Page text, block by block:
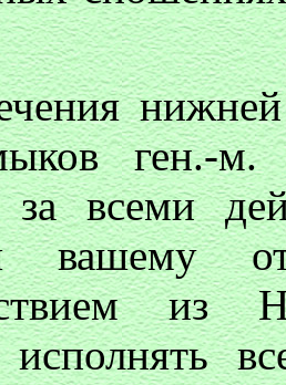
ген.-
за всеми
вашему
из